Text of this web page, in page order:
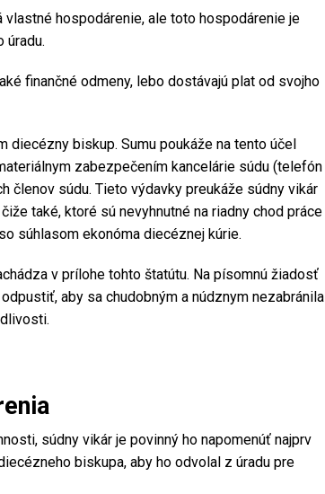
hospodárenie, ale toto hospodárenie je
úradu.
finančné odmeny, lebo dostávajú plat od svojho
biskup. Sumu poukáže na tento účel
zabezpečením kancelárie súdu (telefón
členov súdu. Tieto výdavky preukáže súdny vikár
také, ktoré sú nevyhnutné na riadny chod práce
súhlasom ekonóma diecéznej kúrie.
v prílohe tohto štatútu. Na písomnú žiadosť
aby sa chudobným a núdznym nezabránila
súdny vikár je povinný ho napomenúť najprv
biskupa, aby ho odvolal z úradu pre